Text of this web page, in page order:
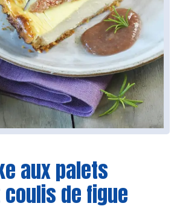
aux palets
de figue